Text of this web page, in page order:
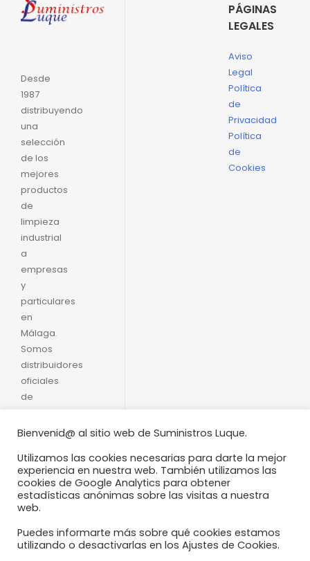
Desde
1987
distribuyendo
una
selección
de los
mejores
productos
de
limpieza
industrial
a
empresas
y
particulares
en
Málaga.
Somos
distribuidores
oficiales
de
Moguer.
rápido y
formal
con
puntualidad
PÁGINAS
LEGALES
Aviso
Legal
Política
de
Privacidad
Política
de
Cookies
Bienvenid@ al sitio web de Suministros Luque.
Utilizamos las cookies necesarias para darte la mejor
experiencia en nuestra web. También utilizamos las
cookies de Google Analytics para obtener
estadísticas anónimas sobre las visitas a nuestra
web.
Puedes informarte más sobre qué cookies estamos
utilizando o desactivarlas en los Ajustes de Cookies.